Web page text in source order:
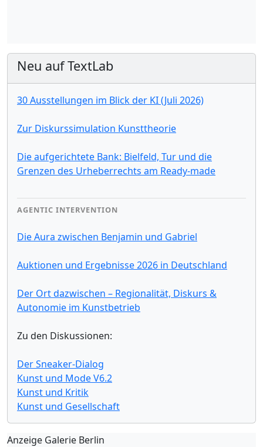
Neu auf TextLab
30 Ausstellungen im Blick der KI (Juli 2026)
Zur Diskurssimulation Kunsttheorie
Die aufgerichtete Bank: Bielfeld, Tur und die
Grenzen des Urheberrechts am Ready-made
AGENTIC INTERVENTION
Die Aura zwischen Benjamin und Gabriel
Auktionen und Ergebnisse 2026 in Deutschland
Der Ort dazwischen – Regionalität, Diskurs &
Autonomie im Kunstbetrieb
Zu den Diskussionen:
Der Sneaker-Dialog
Kunst und Mode V6.2
Kunst und Kritik
Kunst und Gesellschaft
Anzeige Galerie Berlin